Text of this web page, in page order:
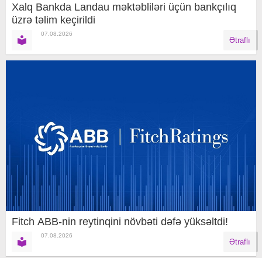
Xalq Bankda Landau məktəbliləri üçün bankçılıq
üzrə təlim keçirildi
07.08.2026
Ətraflı
Fitch ABB-nin reytinqini növbəti dəfə yüksəltdi!
07.08.2026
Ətraflı